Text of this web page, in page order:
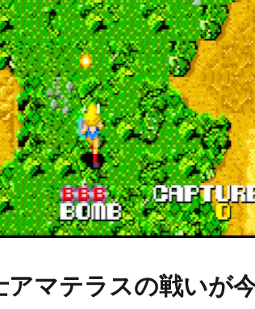
アマテラスの戦いが